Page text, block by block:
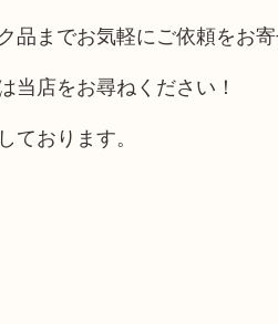
品までお気軽にご依頼をお寄
当店をお尋ねください！
ております。